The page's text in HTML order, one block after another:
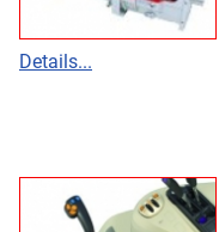
Details...